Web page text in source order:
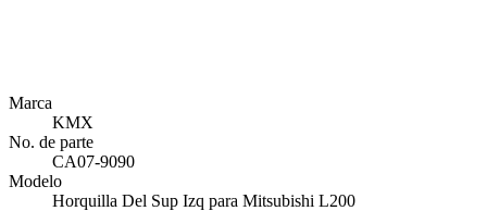
Marca
KMX
No. de parte
CA07-9090
Modelo
Horquilla Del Sup Izq para Mitsubishi L200